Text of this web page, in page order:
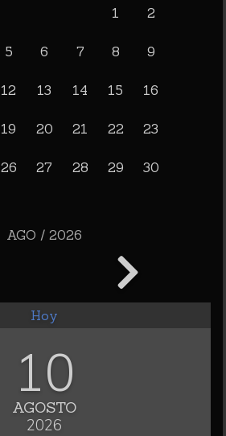
1 2
5 6 7 8 9
12 13 14 15 16
19 20 21 22 23
26 27 28 29 30
AGO / 2026
Hoy
10
AGOSTO
2026